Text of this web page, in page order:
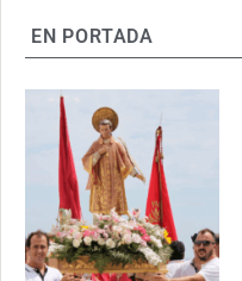
EN PORTADA